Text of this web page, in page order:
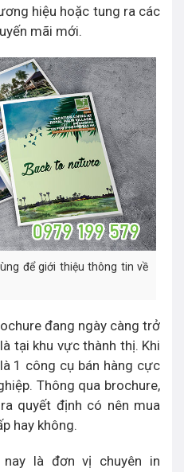
hiệu hoặc tung ra các
mãi mới.
để giới thiệu thông tin về
đang ngày càng trở
tại khu vực thành thị. Khi
1 công cụ bán hàng cực
Thông qua brochure,
quyết định có nên mua
hay không.
là đơn vị chuyên in